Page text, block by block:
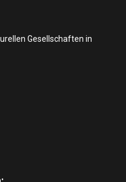
Gesellschaften in